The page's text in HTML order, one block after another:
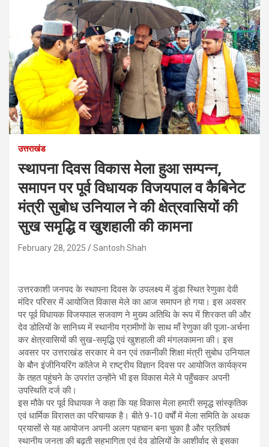
उत्तराखंड
स्थापना दिवस विकास मेला हुआ सम्पन्न,
समापन पर पूर्व विधायक विजयपाल व कैबिनेट
मंत्री सुबोध उनियाल ने की क्षेत्रवासियों की
सुख समृद्धि व खुशहाली की कामना
February 28, 2025 Santosh Shah
उत्तरकाशी जनपद के स्थापना दिवस के उपलक्ष्य में डुंडा स्थित रेणुका देवी
मंदिर परिसर में आयोजित विकास मेले का आज समापन हो गया। इस अवसर
पर पूर्व विधायक विजयपाल सजवाण ने मुख्य अतिथि के रूप में शिरकत की और
देव डोलियों के सानिध्य में स्थानीय ग्रामीणों के साथ माँ रेणुका की पूजा-अर्चना
कर क्षेत्रवासियों की सुख-समृद्धि एवं खुशहाली की मंगलकामना की। इस
अवसर पर उत्तराखंड सरकार मे वन एवं तकनीकी शिक्षा मंत्री सुबोध उनियाल
के बौन इंजीनियरिंग कॉलेज मे राष्ट्रीय विज्ञान दिवस पर आयोजित कार्यक्रम
के तहत पहुंचने के उपरांत उन्होंने भी इस विकास मेले मे पहुँचकर अपनी
उपस्थिति दर्ज की।
इस मौके पर पूर्व विधायक ने कहा कि यह विकास मेला हमारी समृद्ध सांस्कृतिक
एवं धार्मिक विरासत का परिचायक है। बीते 9-10 वर्षों में मेला समिति के अथक
प्रयासों से यह आयोजन अपनी अलग पहचान बना चुका है और प्रतिवर्ष
स्थानीय जनता की बढ़ती सहभागिता एवं देव डोलियों के आशीर्वाद से इसका